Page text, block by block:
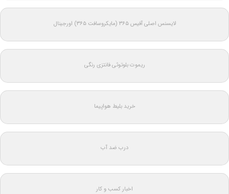
لایسنس اصلی آفیس ۳۶۵ (مایکروسافت ۳۶۵) اورجینال
ریموت بلوتوثی فانتزی رنگی
خرید بلیط هواپیما
درب ضد آب
اخبار کسب و کار